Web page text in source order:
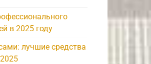
в 2025 году
лучшие средства